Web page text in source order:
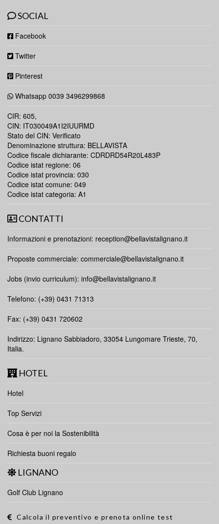
SOCIAL
Facebook
Twitter
Pinterest
Whatsapp 0039 3496299868
CIR: 605,
CIN: IT030049A1I2IUURMD
Stato del CIN: Verificato
Denominazione struttura: BELLAVISTA
Codice fiscale dichiarante: CDRDRD54R20L483P
Codice istat regione: 06
Codice istat provincia: 030
Codice istat comune: 049
Codice istat categoria: A1
CONTATTI
Informazioni e prenotazioni: reception@bellavistalignano.it
Proposte commerciale: commerciale@bellavistalignano.it
Jobs (invio curriculum): info@bellavistalignano.it
Telefono: (+39) 0431 71313
Fax: (+39) 0431 720602
Indirizzo: Lignano Sabbiadoro, 33054 Lungomare Trieste, 70,
Italia.
HOTEL
Hotel
Top Servizi
Cosa è per noi la Sostenibilità
Richiesta buoni regalo
LIGNANO
Golf Club Lignano
Calcola il preventivo e prenota online test